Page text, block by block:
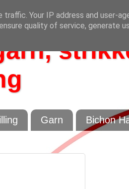
Garn Bichon
Your IP address and user-
quality of service, generate